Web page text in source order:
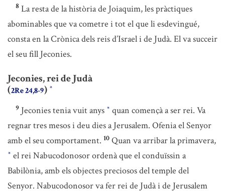
8 La resta de la història de Joiaquim, les pràctiques
abominables que va cometre i tot el que li esdevingué,
consta en la Crònica dels reis d’Israel i de Judà. El va succeir
el seu fill Jeconies.
Jeconies, rei de Judà
(2Re 24,8-9) *
9 Jeconies tenia vuit anys * quan començà a ser rei. Va
regnar tres mesos i deu dies a Jerusalem. Ofenia el Senyor
amb el seu comportament. 10 Quan va arribar la primavera,
* el rei Nabucodonosor ordenà que el conduïssin a
Babilònia, amb els objectes preciosos del temple del
Senyor. Nabucodonosor va fer rei de Judà i de Jerusalem